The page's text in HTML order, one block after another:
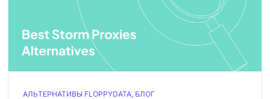
АЛЬТЕРНАТИВЫ FLOPPYDATA, БЛОГ